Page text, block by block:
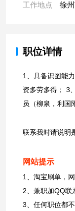
工作地点 徐
职位详情
1、具备识图能
资多劳多得； 3
员（柳泉，利国
联系我时请说明
网站提示
1、淘宝刷单，
2、兼职加QQ联
3、任何职位都